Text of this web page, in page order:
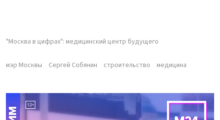
"Москва в цифрах": медицинский центр будущего
мэр Москвы Сергей Собянин строительство медицина